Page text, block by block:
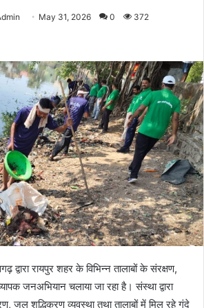
May 31, 2026 0 372
द्वारा रायपुर शहर के विभिन्न तालाबों के संरक्षण,
जनअभियान चलाया जा रहा है। संस्था द्वारा
जल शुद्धिकरण व्यवस्था तथा तालाबों में मिल रहे गंदे